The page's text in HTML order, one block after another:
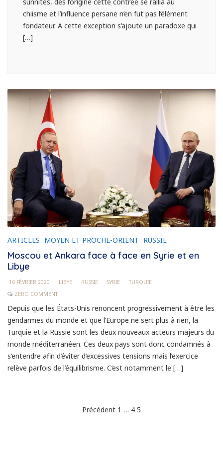
chiisme et l’influence persane n’en fut pas l’élément
fondateur. A cette exception s’ajoute un paradoxe qui
[…]
ARTICLES MOYEN ET PROCHE-ORIENT RUSSIE
Moscou et Ankara face à face en Syrie et en
Libye
16 FÉVRIER 2020 LIBYE RUSSIE SYRIE
TURQUIE
ZERO COMMENT
Depuis que les États-Unis renoncent progressivement à être les
gendarmes du monde et que l’Europe ne sert plus à rien, la
Turquie et la Russie sont les deux nouveaux acteurs majeurs du
monde méditerranéen. Ces deux pays sont donc condamnés à
s’entendre afin d’éviter d’excessives tensions mais l’exercice
relève parfois de l’équilibrisme. C’est notamment le […]
Précédent 1 … 4 5